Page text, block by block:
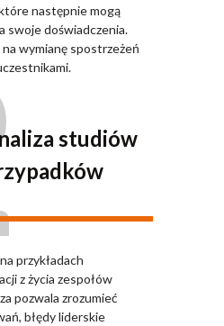
następnie mogą
swoje doświadczenia.
wymianę spostrzeżeń
studiów
przykładach
z życia zespołów
pozwala zrozumieć
błędy liderskie